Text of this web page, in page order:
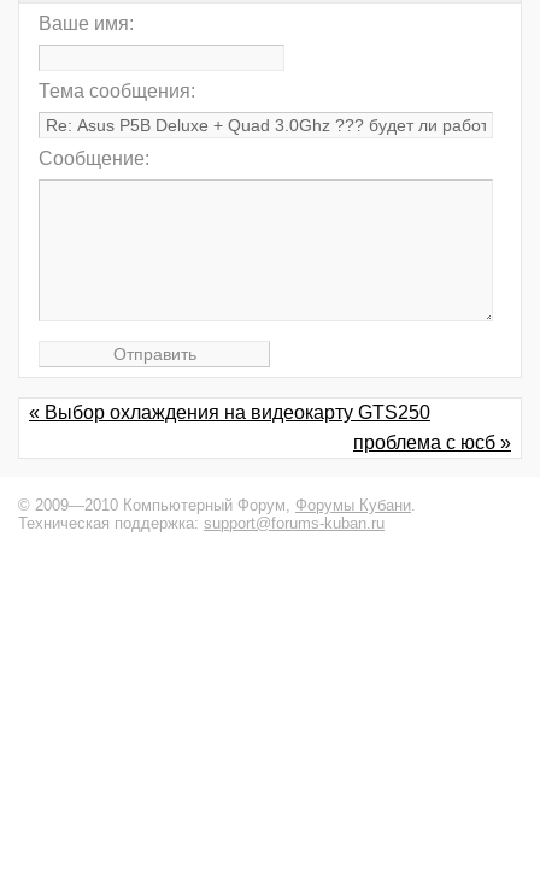
Ваше имя:
Тема сообщения:
Сообщение:
« Выбор охлаждения на видеокарту GTS250
проблема с юсб »
© 2009—2010 Компьютерный Форум, Форумы Кубани.
Техническая поддержка: support@forums-kuban.ru